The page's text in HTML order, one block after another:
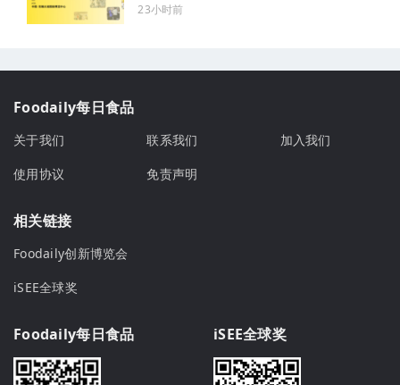
23小时前
Foodaily每日食品
关于我们 联系我们
加入我们
使用协议
免责声明
相关链接
Foodaily创新博览会
iSEE全球奖
Foodaily每日食品 iSEE全球奖